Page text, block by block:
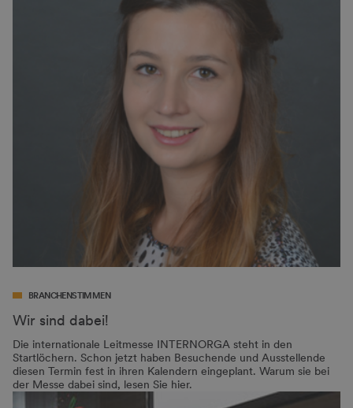
BRANCHENSTIMMEN
Wir sind dabei!
Die internationale Leitmesse INTERNORGA steht in den
Startlöchern. Schon jetzt haben Besuchende und Ausstellende
diesen Termin fest in ihren Kalendern eingeplant. Warum sie bei
der Messe dabei sind, lesen Sie hier.